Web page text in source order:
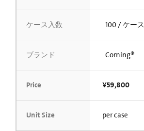
ケース入数 100 / ケース
ブランド Corning®
Price ¥59,800
Unit Size per case